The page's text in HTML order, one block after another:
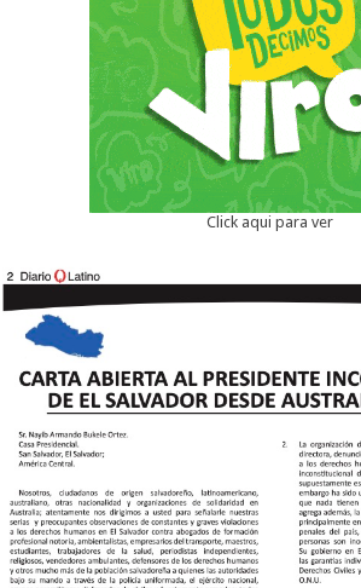
Click aqui para ver